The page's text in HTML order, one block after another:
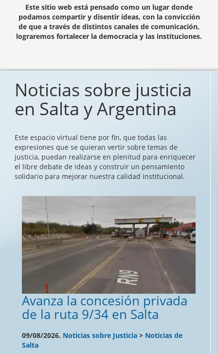
Este sitio web está pensado como un lugar donde
podamos compartir y disentir ideas, con la convicción
de que a través de distintos canales de comunicación,
lograremos fortalecer la democracia y las instituciones.
Noticias sobre justicia
en Salta y Argentina
Este espacio virtual tiene por fin, que todas las
expresiones que se quieran vertir sobre temas de
justicia, puedan realizarse en plenitud para enriquecer
el libre debate de ideas y construir un pensamiento
solidario para mejorar nuestra calidad institucional.
Avanza la concesión privada
de la ruta 9/34 en Salta
09/08/2026. Noticias sobre Justicia > Noticias de
Salta